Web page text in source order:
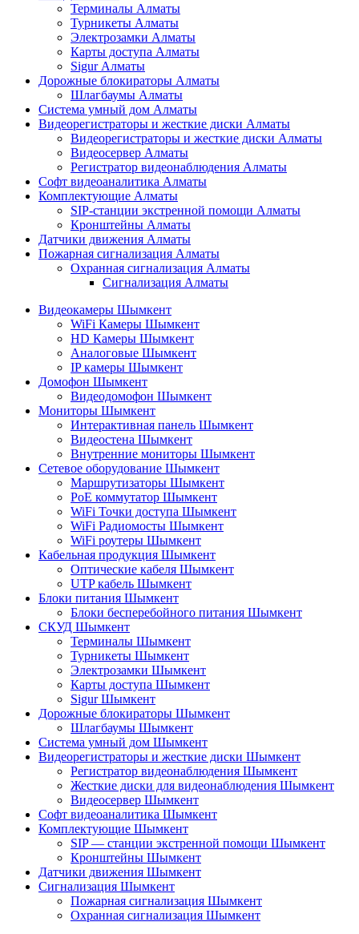
Терминалы Алматы
Турникеты Алматы
Электрозамки Алматы
Карты доступа Алматы
Sigur Алматы
Дорожные блокираторы Алматы
Шлагбаумы Алматы
Система умный дом Алматы
Видеорегистраторы и жесткие диски Алматы
Видеорегистраторы и жесткие диски Алматы
Видеосервер Алматы
Регистратор видеонаблюдения Алматы
Софт видеоаналитика Алматы
Комплектующие Алматы
SIP-станции экстренной помощи Алматы
Кронштейны Алматы
Датчики движения Алматы
Пожарная сигнализация Алматы
Охранная сигнализация Алматы
Сигнализация Алматы
Видеокамеры Шымкент
WiFi Камеры Шымкент
HD Камеры Шымкент
Аналоговые Шымкент
IP камеры Шымкент
Домофон Шымкент
Видеодомофон Шымкент
Мониторы Шымкент
Интерактивная панель Шымкент
Видеостена Шымкент
Внутренние мониторы Шымкент
Сетевое оборудование Шымкент
Маршрутизаторы Шымкент
PoE коммутатор Шымкент
WiFi Точки доступа Шымкент
WiFi Радиомосты Шымкент
WiFi роутеры Шымкент
Кабельная продукция Шымкент
Оптические кабеля Шымкент
UTP кабель Шымкент
Блоки питания Шымкент
Блоки бесперебойного питания Шымкент
СКУД Шымкент
Терминалы Шымкент
Турникеты Шымкент
Электрозамки Шымкент
Карты доступа Шымкент
Sigur Шымкент
Дорожные блокираторы Шымкент
Шлагбаумы Шымкент
Система умный дом Шымкент
Видеорегистраторы и жесткие диски Шымкент
Регистратор видеонаблюдения Шымкент
Жесткие диски для видеонаблюдения Шымкент
Видеосервер Шымкент
Софт видеоаналитика Шымкент
Комплектующие Шымкент
SIP — станции экстренной помощи Шымкент
Кронштейны Шымкент
Датчики движения Шымкент
Сигнализация Шымкент
Пожарная сигнализация Шымкент
Охранная сигнализация Шымкент